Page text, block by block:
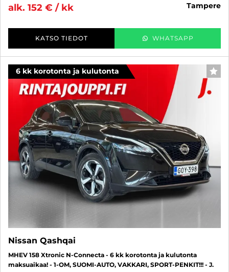
alk. 152 € / kk
tampere
KATSO TIEDOT WHATSAPP
6 kk korotonta ja kulutonta
Nissan Qashqai
MHEV 158 Xtronic N-Connecta - 6 kk korotonta ja kulutonta
maksuaikaa! - 1-OM, SUOMI-AUTO, VAKKARI, SPORT-PENKIT!!! - J.